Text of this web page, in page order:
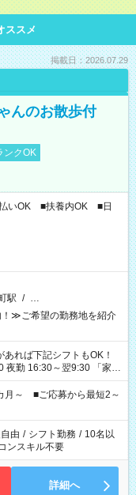
ススメ
掲載日：2026.07.29
んのお散歩付
ンクOK
いOK ■扶養内OK ■日
駅 / …
≫ご希望の勤務地を紹介
16:30～翌9:30 「家族
夕飯の準備がしたい」
ご希望を教えてください
計で週40時間を超える場
月～ ■ご応募から最短2～
由 / シフト勤務 / 10名以
ンスキル不要
詳細へ